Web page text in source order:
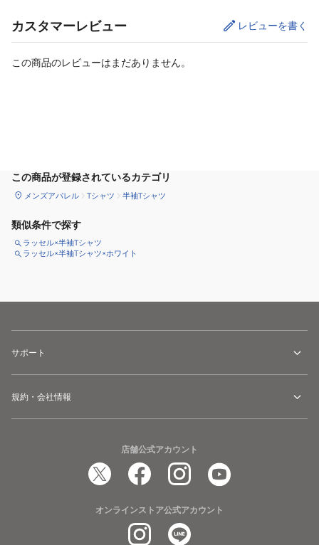
カスタマーレビュー レビューを書く
この商品のレビューはまだありません。
この商品が登録されているカテゴリ
メンズアパレル Tシャツ 半袖Tシャツ
類似条件で探す
ラッセル×半袖Tシャツ
ラッセル×半袖Tシャツ×ホワイト
サポート
規約・会社情報
店舗公式アカウント
オンラインストア公式アカウント